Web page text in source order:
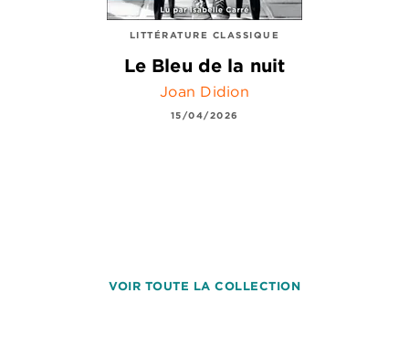
LITTÉRATURE CLASSIQUE
Le Bleu de la nuit
Joan Didion
15/04/2026
VOIR TOUTE LA COLLECTION